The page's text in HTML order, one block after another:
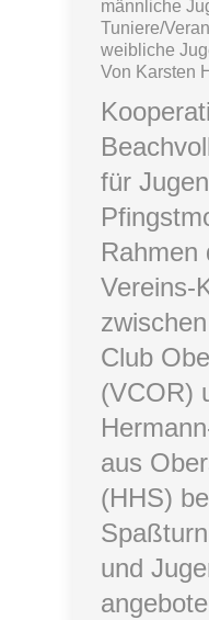
männliche
Tuniere/
weibliche
Von Karsten
für
Rahmen
Vereins-
Club
(VCOR)
aus
(HHS)
und